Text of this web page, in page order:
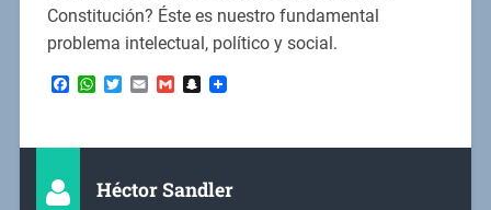
Constitución? Éste es nuestro fundamental
problema intelectual, político y social.
Facebook
WhatsApp
Twitter
EmailGmailSnapchat
Héctor Sandler